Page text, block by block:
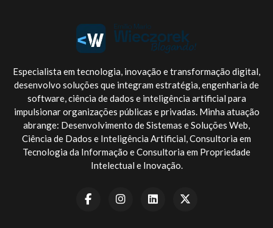
Especialista em tecnologia, inovação e transformação digital,
desenvolvo soluções que integram estratégia, engenharia de
software, ciência de dados e inteligência artificial para
impulsionar organizações públicas e privadas. Minha atuação
abrange: Desenvolvimento de Sistemas e Soluções Web,
Ciência de Dados e Inteligência Artificial, Consultoria em
Tecnologia da Informação e Consultoria em Propriedade
Intelectual e Inovação.